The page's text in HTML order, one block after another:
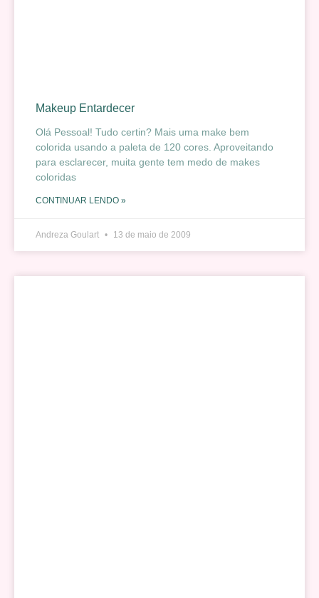
Makeup Entardecer
Olá Pessoal! Tudo certin? Mais uma make bem
colorida usando a paleta de 120 cores. Aproveitando
para esclarecer, muita gente tem medo de makes
coloridas
CONTINUAR LENDO »
Andreza Goulart 13 de maio de 2009